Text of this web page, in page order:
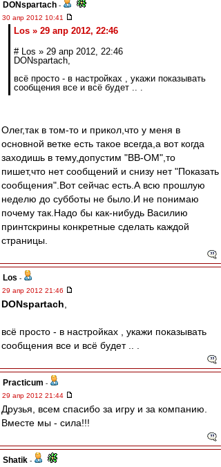
DONspartach -
30 апр 2012 10:41
Los » 29 апр 2012, 22:46
# Los » 29 апр 2012, 22:46
DONspartach,
всё просто - в настройках , укажи показывать
сообщения все и всё будет .. .
Олег,так в том-то и прикол,что у меня в
основной ветке есть такое всегда,а вот когда
заходишь в тему,допустим "ВВ-ОМ",то
пишет,что нет сообщений и снизу нет "Показать
сообщения".Вот сейчас есть.А всю прошлую
неделю до субботы не было.И не понимаю
почему так.Надо бы как-нибудь Василию
принтскрины конкретные сделать каждой
страницы.
Los -
29 апр 2012 21:46
DONspartach
всё просто - в настройках , укажи показывать
сообщения все и всё будет .. .
Practicum -
29 апр 2012 21:44
Друзья, всем спасибо за игру и за компанию.
Вместе мы - сила!!!
Shatik -